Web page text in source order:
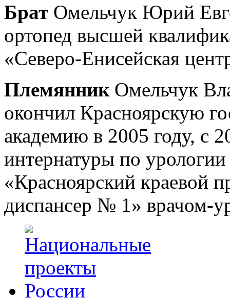
Брат Омельчук Юрий
ортопед высшей
«Северо-Енисейская
ПлемянникОмельчук
окончил Красноярскую
академию в 2005 году, с
интернатуры по
«Красноярский краевой
диспансер № 1» врачом-